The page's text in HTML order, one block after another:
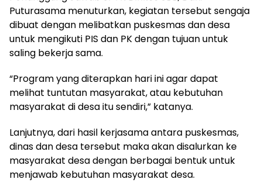
Puturasama menuturkan, kegiatan tersebut sengaja
dibuat dengan melibatkan puskesmas dan desa
untuk mengikuti PIS dan PK dengan tujuan untuk
saling bekerja sama.
“Program yang diterapkan hari ini agar dapat
melihat tuntutan masyarakat, atau kebutuhan
masyarakat di desa itu sendiri,” katanya.
Lanjutnya, dari hasil kerjasama antara puskesmas,
dinas dan desa tersebut maka akan disalurkan ke
masyarakat desa dengan berbagai bentuk untuk
menjawab kebutuhan masyarakat desa.